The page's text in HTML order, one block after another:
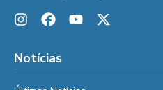
Notícias